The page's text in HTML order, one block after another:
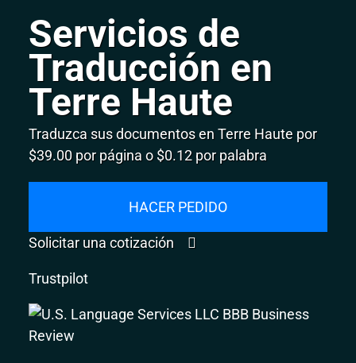
Servicios de
Traducción en
Terre Haute
Traduzca sus documentos en Terre Haute por
$39.00 por página o $0.12 por palabra
HACER PEDIDO
Solicitar una cotización
Trustpilot